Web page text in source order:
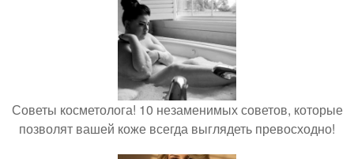
Советы косметолога! 10 незаменимых советов, которые
позволят вашей коже всегда выглядеть превосходно!